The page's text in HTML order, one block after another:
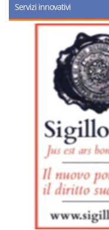
Servizi innovativi